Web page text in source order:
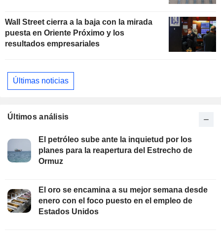
Wall Street cierra a la baja con la mirada
puesta en Oriente Próximo y los
resultados empresariales
Últimas noticias
Últimos análisis
El petróleo sube ante la inquietud por los
planes para la reapertura del Estrecho de
Ormuz
El oro se encamina a su mejor semana desde
enero con el foco puesto en el empleo de
Estados Unidos